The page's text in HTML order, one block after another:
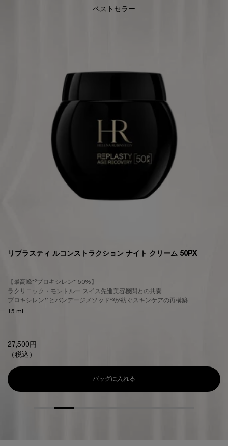
ベストセラー
リプラスティ ルコンストラクション ナイト クリーム 50PX
【最高峰*²プロキシレン*¹50%】
ラクリニック・モントルー スイス先進美容機関との共奏
プロキシレン*¹とバンデージメソッド*³が紡ぐスキンケアの再構築
みなぎるハリ感、自信に満ちた立体感へ
15 mL
27,500円
（税込）
バッグに入れる リプラスティ ルコンストラクシ